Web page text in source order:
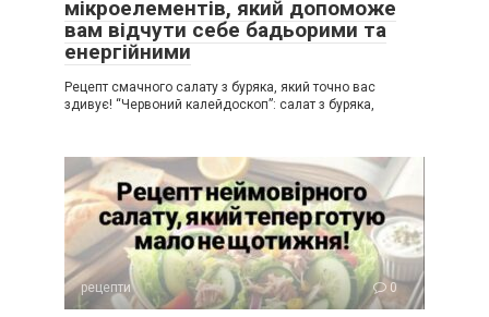
мікроелементів, який допоможе
вам відчути себе бадьорими та
енергійними
Рецепт смачного салату з буряка, який точно вас
здивує! “Червоний калейдоскоп”: салат з буряка,
рецепти 0